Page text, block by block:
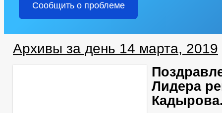
Сообщить о проблеме
Архивы за день 14 марта, 2019
Лидера